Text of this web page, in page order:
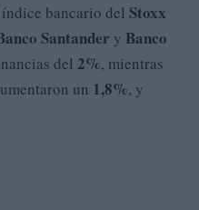
bancario del Stoxx
Santander y Banco
del 2%, mientras
un 1,8%, y